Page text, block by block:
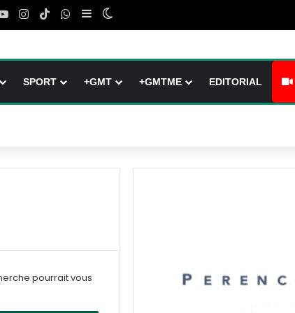
YouTubeInstagram
TikTokWhatsApp
Sidebar (barre latérale)
SPORT +GMT +GMTME EDITORIAL
pourrait vous